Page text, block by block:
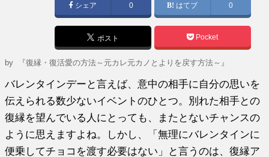
シェア 0 はてブ 0
ポスト Pocket
by 『復縁・復活愛の方法～元カレ元カノとよりを戻す方法～』
バレンタインデーと言えば、意中の相手に自分の思いを
伝えられる数少ないイベントのひとつ。別れた相手との
復縁を望んでいる人にとっても、またとないチャンスの
ように思えますよね。しかし、「無理にバレンタインに
便乗してチョコを渡す必要はない」と言うのは、復縁ア